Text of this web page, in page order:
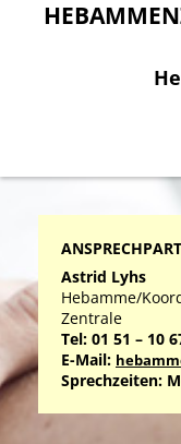
Astrid Lyhs
Hebamme/
Zentrale
Tel: 01 51 – 10
E-Mail:
Sprechzeiten: